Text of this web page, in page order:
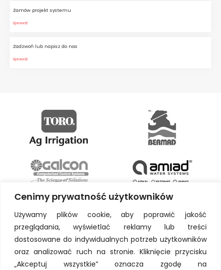
Cenimy prywatność użytkowników
Używamy plików cookie, aby poprawić jakość
przeglądania, wyświetlać reklamy lub treści
dostosowane do indywidualnych potrzeb użytkowników
oraz analizować ruch na stronie. Kliknięcie przycisku
„Akceptuj wszystkie” oznacza zgodę na
Zamów projekt systemu
Sprawdź
Zadzwoń lub napisz do nas
Sprawdź